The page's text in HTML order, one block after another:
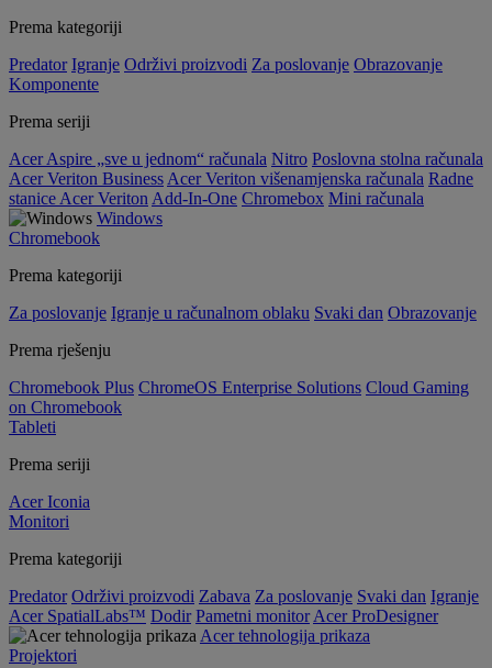
Prema kategoriji
Predator Igranje Održivi proizvodi Za poslovanje Obrazovanje
Komponente
Prema seriji
Acer Aspire „sve u jednom“ računala Nitro Poslovna stolna računala
Acer Veriton Business Acer Veriton višenamjenska računala Radne
stanice Acer Veriton Add-In-One Chromebox Mini računala
Windows
Chromebook
Prema kategoriji
Za poslovanje Igranje u računalnom oblaku Svaki dan Obrazovanje
Prema rješenju
Chromebook Plus ChromeOS Enterprise Solutions Cloud Gaming
on Chromebook
Tableti
Prema seriji
Acer Iconia
Monitori
Prema kategoriji
Predator Održivi proizvodi Zabava Za poslovanje Svaki dan Igranje
Acer SpatialLabs™ Dodir Pametni monitor Acer ProDesigner
Acer tehnologija prikaza
Projektori